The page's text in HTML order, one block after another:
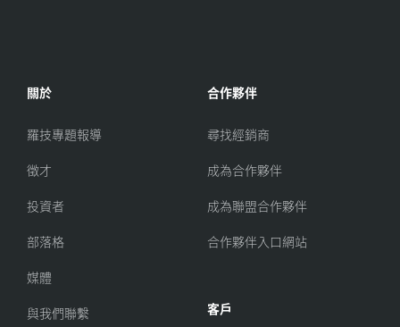
關於
羅技專題報導
徵才
投資者
部落格
媒體
與我們聯繫
合作夥伴
尋找經銷商
成為合作夥伴
成為聯盟合作夥伴
合作夥伴入口網站
客戶